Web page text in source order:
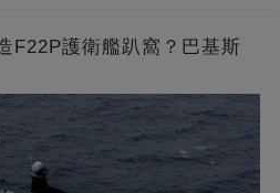
F22P護衛艦趴窩？巴基斯